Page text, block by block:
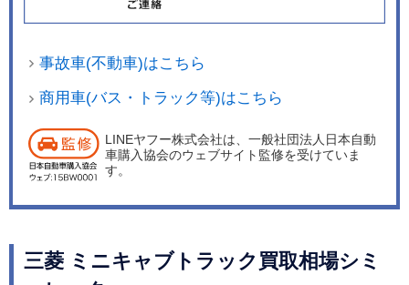
事故車(不動車)はこちら
商用車(バス・トラック等)はこちら
LINEヤフー株式会社は、一般社団法人日本自動
車購入協会のウェブサイト監修を受けていま
す。
三菱 ミニキャブトラック買取相場シミ